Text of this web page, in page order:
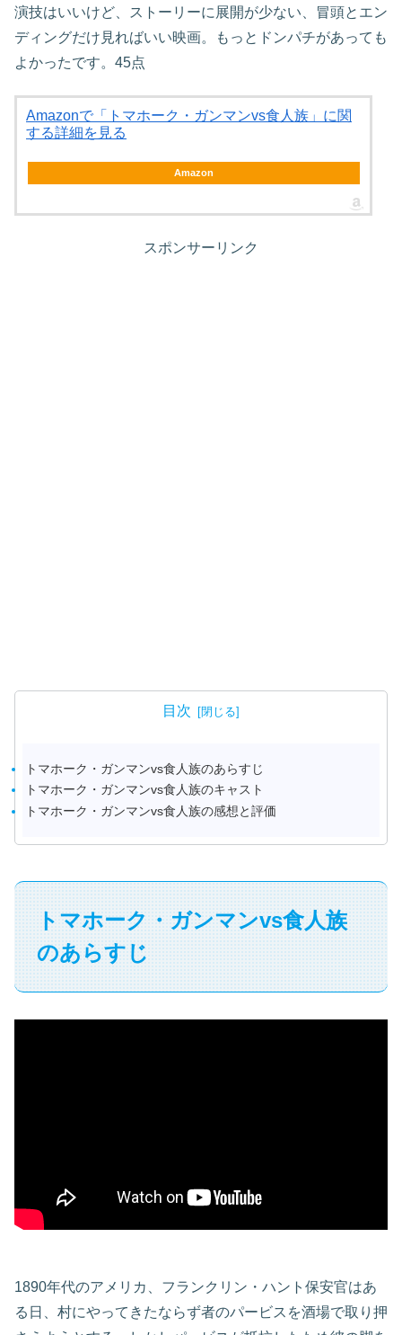
演技はいいけど、ストーリーに展開が少ない、冒頭とエン
ディングだけ見ればいい映画。もっとドンパチがあっても
よかったです。45点
Amazonで「トマホーク・ガンマンvs食人族」に関
する詳細を見る
Amazon
スポンサーリンク
目次
トマホーク・ガンマンvs食人族のあらすじ
トマホーク・ガンマンvs食人族のキャスト
トマホーク・ガンマンvs食人族の感想と評価
トマホーク・ガンマンvs食人族
のあらすじ
1890年代のアメリカ、フランクリン・ハント保安官はあ
る日、村にやってきたならず者のパービスを酒場で取り押